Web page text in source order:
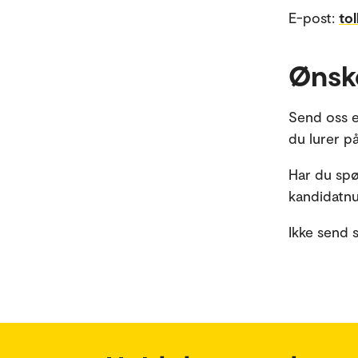
E-post:
Send oss
du lurer
Har du
Ikke send